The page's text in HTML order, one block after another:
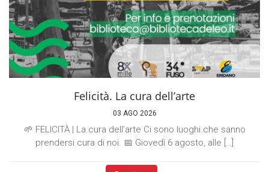
Felicità. La cura dell’arte
03 AGO 2026
🌱 FELICITÀ | La cura dell’arte Ci sono luoghi che sanno
prendersi cura di noi. 📅 Giovedì 6 agosto, alle […]